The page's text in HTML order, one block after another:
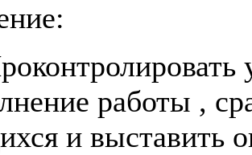
работы ,
и выставить